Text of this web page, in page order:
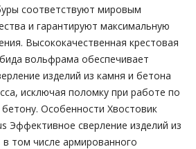
соответствуют мировым
и гарантируют максимальную
Высококачественная крестовая
вольфрама обеспечивает
изделий из камня и бетона
исключая поломку при работе по
Особенности Хвостовик
Эффективное сверление изделий из
том числе армированного